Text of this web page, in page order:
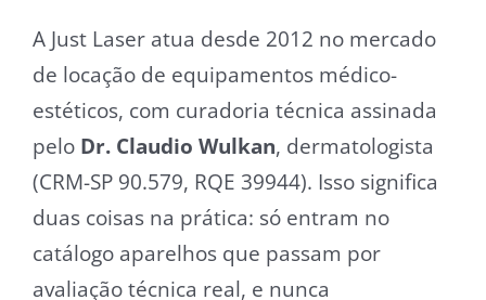
A Just Laser atua desde 2012 no mercado
de locação de equipamentos médico-
estéticos, com curadoria técnica assinada
pelo Dr. Claudio Wulkan, dermatologista
(CRM-SP 90.579, RQE 39944). Isso significa
duas coisas na prática: só entram no
catálogo aparelhos que passam por
avaliação técnica real, e nunca